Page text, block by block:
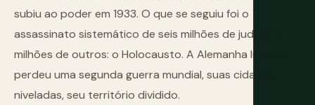
subiu ao poder em 1933. O que se seguiu foi o
assassinato sistemático de seis milhões de judeus e
milhões de outros: o Holocausto. A Alemanha lutou e
perdeu uma segunda guerra mundial, suas cidades
niveladas, seu território dividido.